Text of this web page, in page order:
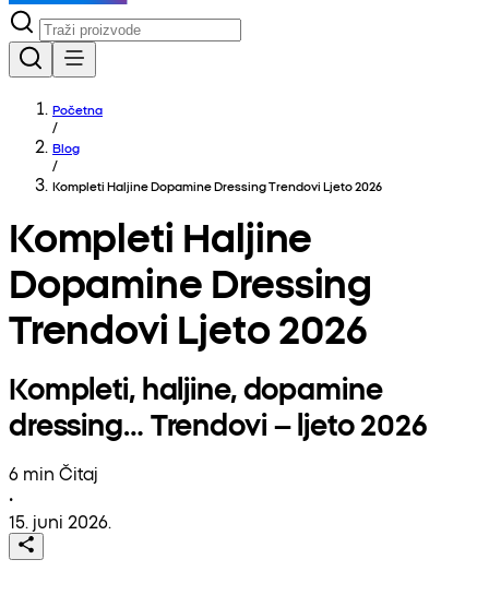
Početna
/
Blog
/
Kompleti Haljine Dopamine Dressing Trendovi Ljeto 2026
Kompleti Haljine
Dopamine Dressing
Trendovi Ljeto 2026
Kompleti, haljine, dopamine
dressing… Trendovi – ljeto 2026
6 min Čitaj
•
15. juni 2026.